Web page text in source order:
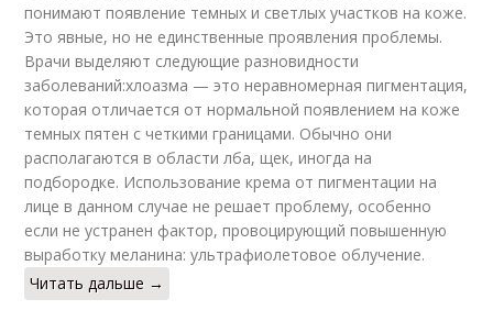
понимают появление темных и светлых участков на коже.
Это явные, но не единственные проявления проблемы.
Врачи выделяют следующие разновидности
заболеваний:хлоазма — это неравномерная пигментация,
которая отличается от нормальной появлением на коже
темных пятен с четкими границами. Обычно они
располагаются в области лба, щек, иногда на
подбородке. Использование крема от пигментации на
лице в данном случае не решает проблему, особенно
если не устранен фактор, провоцирующий повышенную
выработку меланина: ультрафиолетовое облучение.
Читать дальше →